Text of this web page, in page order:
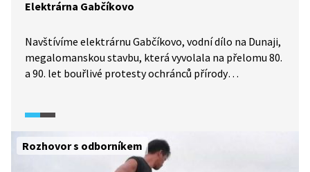
Elektrárna Gabčíkovo
Navštívíme elektrárnu Gabčíkovo, vodní dílo na Dunaji,
megalomanskou stavbu, která vyvolala na přelomu 80.
a 90. let bouřlivé protesty ochránců přírody
a tehdy nově vzniklým Slovenskem. Slovenské moře,
jak se také tomuto vodnímu dílu říká, je soustava jedné
nádrže, dvou kanálů a čtyř vodních elektráren.
Rozhovor s odborníkem